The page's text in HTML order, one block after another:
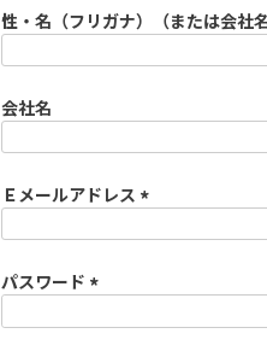
性・名（フリガナ）（または会社
会社名
Ｅメールアドレス
)
パスワード